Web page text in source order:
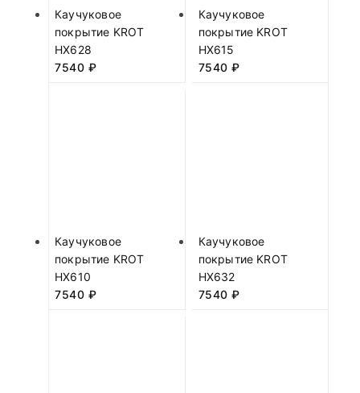
Каучуковое
покрытие KROT
HX628
7540 ₽
Каучуковое
покрытие KROT
HX615
7540 ₽
Каучуковое
покрытие KROT
HX610
7540 ₽
Каучуковое
покрытие KROT
HX632
7540 ₽